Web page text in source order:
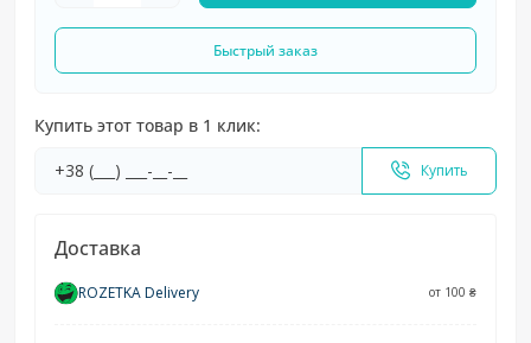
Быстрый заказ
Купить этот товар в 1 клик:
Купить
Доставка
ROZETKA Delivery от 100 ₴